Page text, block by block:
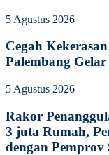
5 Agustus 2026
Cegah
Palembang
5 Agustus 2026
Rakor
3 juta Rumah,
dengan Pemprov